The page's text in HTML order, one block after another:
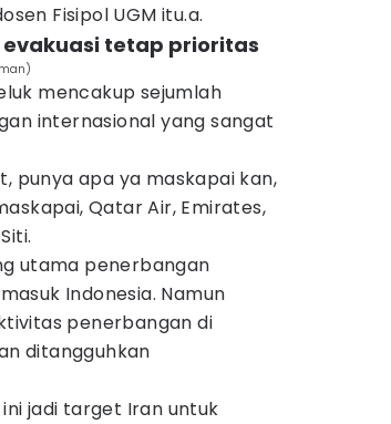
Fisipol UGM itu.a.
tetap prioritas
mencakup sejumlah
internasional yang sangat
punya apa ya maskapai kan,
Qatar Air, Emirates,
utama penerbangan
Indonesia. Namun
penerbangan di
ditangguhkan
jadi target Iran untuk